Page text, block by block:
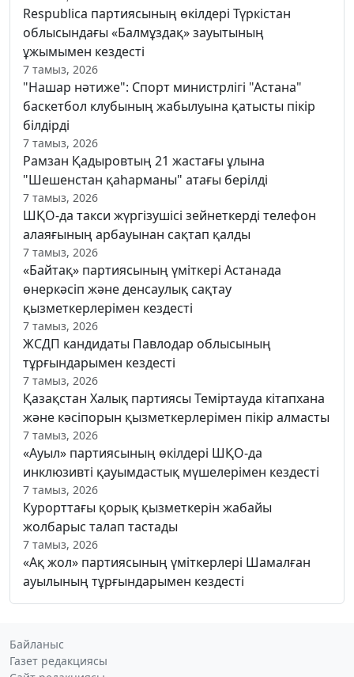
Respublica партиясының өкілдері Түркістан
облысындағы «Балмұздақ» зауытының
ұжымымен кездесті
7 тамыз, 2026
"Нашар нәтиже": Спорт министрлігі "Астана"
баскетбол клубының жабылуына қатысты пікір
білдірді
7 тамыз, 2026
Рамзан Қадыровтың 21 жастағы ұлына
"Шешенстан қаһарманы" атағы берілді
7 тамыз, 2026
ШҚО-да такси жүргізушісі зейнеткерді телефон
алаяғының арбауынан сақтап қалды
7 тамыз, 2026
«Байтақ» партиясының үміткері Астанада
өнеркәсіп және денсаулық сақтау
қызметкерлерімен кездесті
7 тамыз, 2026
ЖСДП кандидаты Павлодар облысының
тұрғындарымен кездесті
7 тамыз, 2026
Қазақстан Халық партиясы Теміртауда кітапхана
және кәсіпорын қызметкерлерімен пікір алмасты
7 тамыз, 2026
«Ауыл» партиясының өкілдері ШҚО-да
инклюзивті қауымдастық мүшелерімен кездесті
7 тамыз, 2026
Курорттағы қорық қызметкерін жабайы
жолбарыс талап тастады
7 тамыз, 2026
«Ақ жол» партиясының үміткерлері Шамалған
ауылының тұрғындарымен кездесті
Байланыс
Газет редакциясы